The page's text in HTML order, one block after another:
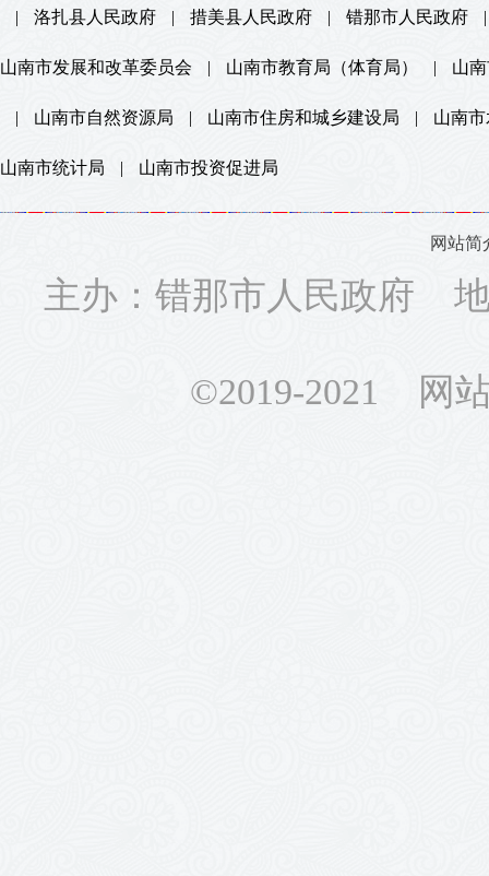
| 洛扎县人民政府 | 措美县人民政府 | 错那市人民政府 |
山南市发展和改革委员会 | 山南市教育局（体育局） | 山
| 山南市自然资源局 | 山南市住房和城乡建设局 | 山南
山南市统计局 | 山南市投资促进局
网站简
主办：错那市人民政府
©2019-2021 网